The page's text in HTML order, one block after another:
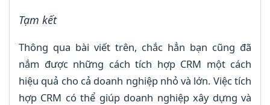
Tạm kết
Thông qua bài viết trên, chắc hẳn bạn cũng đã
nắm được những cách tích hợp CRM một cách
hiệu quả cho cả doanh nghiệp nhỏ và lớn. Việc tích
hợp CRM có thể giúp doanh nghiệp xây dựng và